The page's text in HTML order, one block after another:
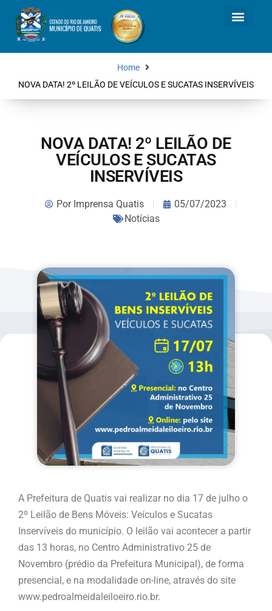
Home
NOVA DATA! 2º LEILÃO DE VEÍCULOS E SUCATAS INSERVÍVEIS
NOVA DATA! 2º LEILÃO DE
VEÍCULOS E SUCATAS
INSERVÍVEIS
PorImprensa Quatis
05/07/2023
Notícias
A Prefeitura de Quatis vai realizar no dia 17 de julho o
2º Leilão de Bens Móveis: Veículos e Sucatas
Inservíveis do município. O leilão vai acontecer a partir
das 13 horas, no Centro Administrativo 25 de
Novembro (prédio da Prefeitura Municipal), de forma
presencial, e na modalidade on-line, através do site
www.pedroalmeidaleiloeiro.rio.br.